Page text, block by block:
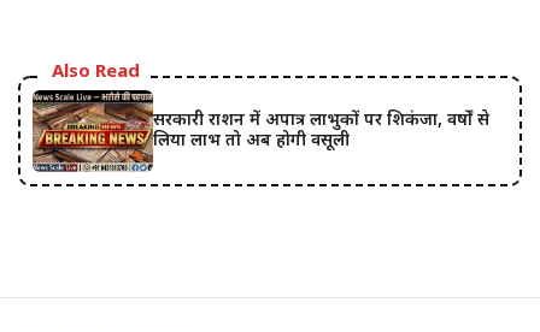
Also Read
सरकारी राशन में अपात्र लाभुकों पर शिकंजा, वर्षों से
लिया लाभ तो अब होगी वसूली